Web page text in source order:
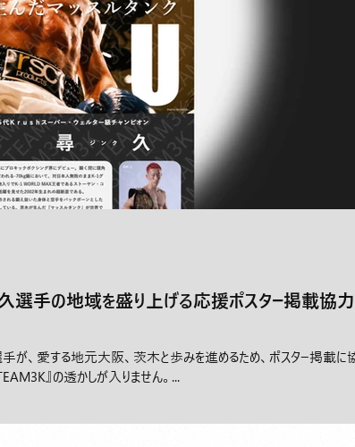
選手の地域を盛り上げる応援ポスター掲載協
、愛する地元大阪、茨木と歩みを進めるため、ポスター掲載に
』の透かしが入りません。...